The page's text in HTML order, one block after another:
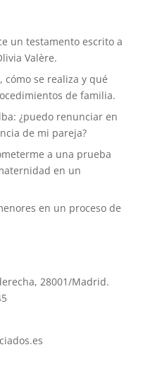
un testamento escrito a
Valère.
cómo se realiza y qué
de familia.
¿puedo renunciar en
de mi pareja?
a una prueba
en un
en un proceso de
28001/Madrid.